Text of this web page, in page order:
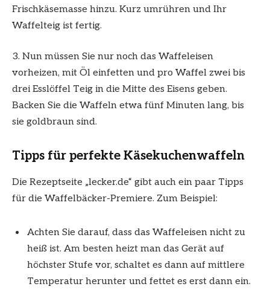
Frischkäsemasse hinzu. Kurz umrühren und Ihr
Waffelteig ist fertig.
3. Nun müssen Sie nur noch das Waffeleisen
vorheizen, mit Öl einfetten und pro Waffel zwei bis
drei Esslöffel Teig in die Mitte des Eisens geben.
Backen Sie die Waffeln etwa fünf Minuten lang, bis
sie goldbraun sind.
Tipps für perfekte Käsekuchenwaffeln
Die Rezeptseite „lecker.de“ gibt auch ein paar Tipps
für die Waffelbäcker-Premiere. Zum Beispiel:
Achten Sie darauf, dass das Waffeleisen nicht zu
heiß ist. Am besten heizt man das Gerät auf
höchster Stufe vor, schaltet es dann auf mittlere
Temperatur herunter und fettet es erst dann ein.